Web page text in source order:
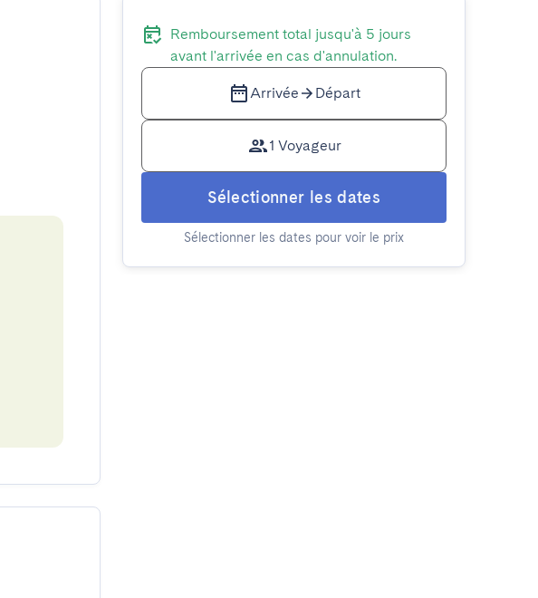
Remboursement total jusqu'à 5 jours
avant l'arrivée en cas d'annulation.
Arrivée Départ
1 Voyageur
Sélectionner les dates
Sélectionner les dates pour voir le prix